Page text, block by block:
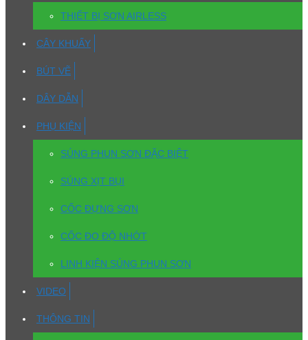
THIẾT BỊ SƠN AIRLESS
CÂY KHUẤY
BÚT VẼ
DÂY DẪN
PHỤ KIỆN
SÚNG PHUN SƠN ĐẶC BIỆT
SÚNG XỊT BỤI
CỐC ĐỰNG SƠN
CỐC ĐO ĐỘ NHỚT
LINH KIỆN SÚNG PHUN SƠN
VIDEO
THÔNG TIN